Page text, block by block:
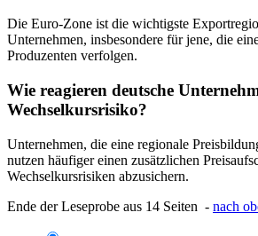
Die Euro-Zone ist die wichtigste
Unternehmen, insbesondere für jene, die
Produzenten verfolgen.
Wie reagieren deutsche
Wechselkursrisiko?
Unternehmen, die eine regionale
nutzen häufiger einen zusätzlichen
Wechselkursrisiken abzusichern.
Ende der Leseprobe aus 14 Seiten - nach